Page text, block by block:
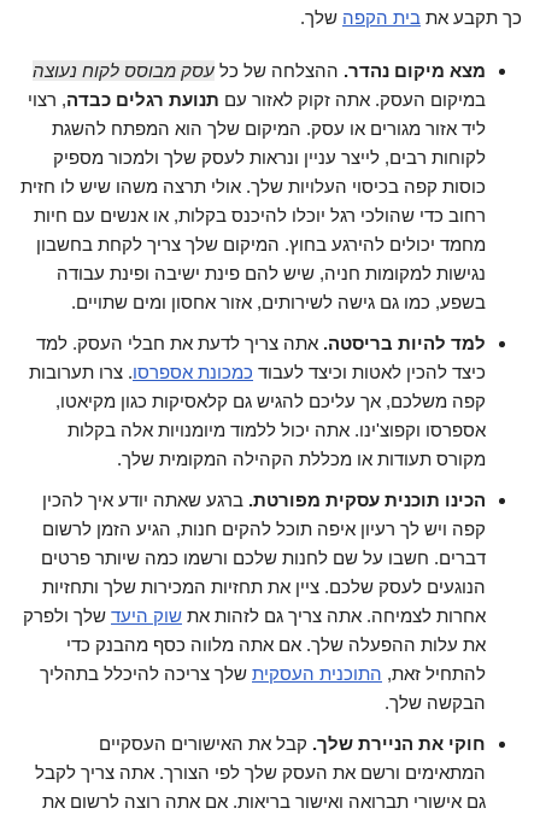
כך תקבע את בית הקפה שלך.
מצא מיקום נהדר. ההצלחה של כל עסק מבוסס לקוח נעוצה
במיקום העסק. אתה זקוק לאזור עם תנועת רגלים כבדה, רצוי
ליד אזור מגורים או עסק. המיקום שלך הוא המפתח להשגת
לקוחות רבים, לייצר עניין ונראות לעסק שלך ולמכור מספיק
כוסות קפה בכיסוי העלויות שלך. אולי תרצה משהו שיש לו חזית
רחוב כדי שהולכי רגל יוכלו להיכנס בקלות, או אנשים עם חיות
מחמד יכולים להירגע בחוץ. המיקום שלך צריך לקחת בחשבון
נגישות למקומות חניה, שיש להם פינת ישיבה ופינת עבודה
בשפע, כמו גם גישה לשירותים, אזור אחסון ומים שתויים.
למד להיות בריסטה. אתה צריך לדעת את חבלי העסק. למד
כיצד להכין לאטות וכיצד לעבוד כמכונת אספרסו. צרו תערובות
קפה משלכם, אך עליכם להגיש גם קלאסיקות כגון מקיאטו,
אספרסו וקפוצ'ינו. אתה יכול ללמוד מיומנויות אלה בקלות
מקורס תעודות או מכללת הקהילה המקומית שלך.
הכינו תוכנית עסקית מפורטת. ברגע שאתה יודע איך להכין
קפה ויש לך רעיון איפה תוכל להקים חנות, הגיע הזמן לרשום
דברים. חשבו על שם לחנות שלכם ורשמו כמה שיותר פרטים
הנוגעים לעסק שלכם. ציין את תחזיות המכירות שלך ותחזיות
אחרות לצמיחה. אתה צריך גם לזהות את שוק היעד שלך ולפרק
את עלות ההפעלה שלך. אם אתה מלווה כסף מהבנק כדי
להתחיל זאת, התוכנית העסקית שלך צריכה להיכלל בתהליך
הבקשה שלך.
חוקי את הניירת שלך. קבל את האישורים העסקיים
המתאימים ורשם את העסק שלך לפי הצורך. אתה צריך לקבל
גם אישורי תברואה ואישור בריאות. אם אתה רוצה לרשום את